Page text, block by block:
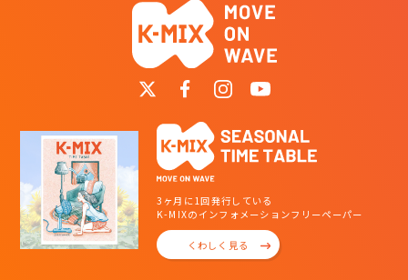
3ヶ月に1回発行している
K-MIXのインフォメーションフリーペーパー
くわしく見る